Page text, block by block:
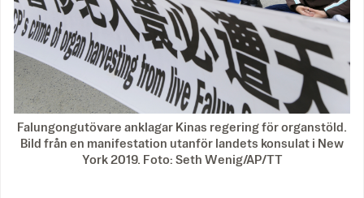
Falungongutövare anklagar Kinas regering för organstöld.
Bild från en manifestation utanför landets konsulat i New
York 2019. Foto: Seth Wenig/AP/TT